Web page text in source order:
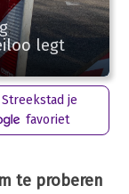
legt
Streekstad je
favoriet
te proberen